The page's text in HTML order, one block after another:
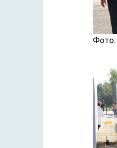
Фото: